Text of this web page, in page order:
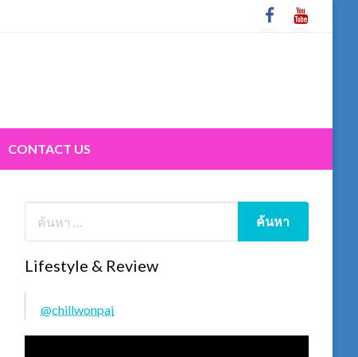
CONTACT US
Lifestyle & Review
@chillwonpai